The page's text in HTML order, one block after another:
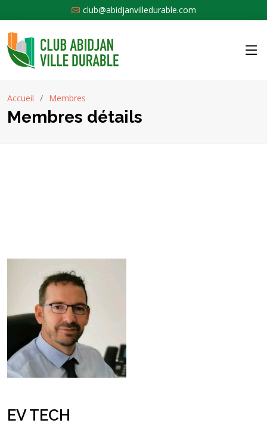
club@abidjanvilledurable.com
Accueil Membres
Membres détails
EV TECH